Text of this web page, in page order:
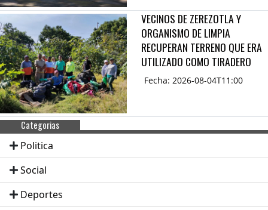
VECINOS DE ZEREZOTLA Y
ORGANISMO DE LIMPIA
RECUPERAN TERRENO QUE ERA
UTILIZADO COMO TIRADERO
Fecha: 2026-08-04T11:00
Categorias
Politica
Social
Deportes